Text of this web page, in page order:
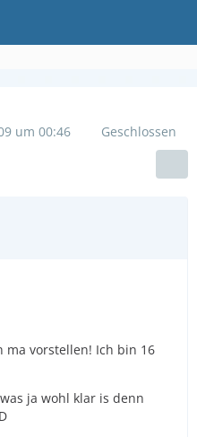
um 00:46 Geschlossen
vorstellen! Ich bin 16
ja wohl klar is denn